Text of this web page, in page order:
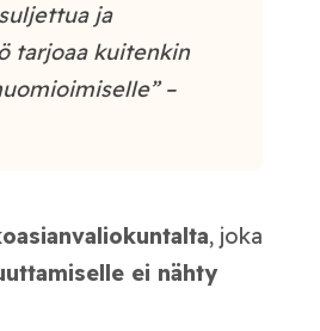
ja
tarjoaa kuitenkin
–
lta, joka
ei nähty